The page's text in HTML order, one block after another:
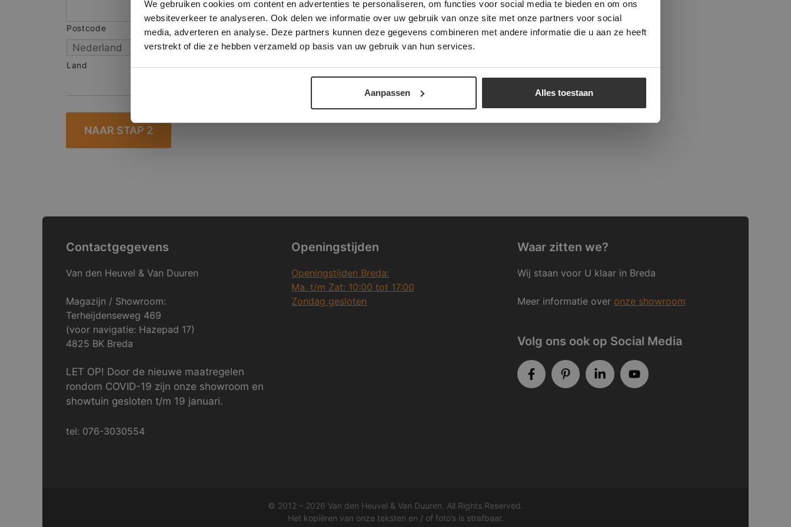
We gebruiken cookies om content en advertenties te personaliseren, om functies voor social media te bieden en om ons
websiteverkeer te analyseren. Ook delen we informatie over uw gebruik van onze site met onze partners voor social
media, adverteren en analyse. Deze partners kunnen deze gegevens combineren met andere informatie die u aan ze heeft
verstrekt of die ze hebben verzameld op basis van uw gebruik van hun services.
Aanpassen Alles toestaan
Postcode Stad
Land
Contactgegevens
Van den Heuvel & Van Duuren
Magazijn / Showroom:
Terheijdenseweg 469
(voor navigatie: Hazepad 17)
4825 BK Breda
LET OP! Door de nieuwe maatregelen
rondom COVID-19 zijn onze showroom en
showtuin gesloten t/m 19 januari.
tel: 076-3030554
Openingstijden
Openingstijden Breda:
Ma. t/m Zat: 10:00 tot 17:00
Zondag gesloten
Waar zitten we?
Wij staan voor U klaar in Breda
Meer informatie over onze showroom
Volg ons ook op Social Media
© 2012 – 2026 Van den Heuvel & Van Duuren. All Rights Reserved.
Het kopiëren van onze teksten en / of foto’s is strafbaar.
verder
ALLES ACCEPTEREN ALLES AFWIJZEN